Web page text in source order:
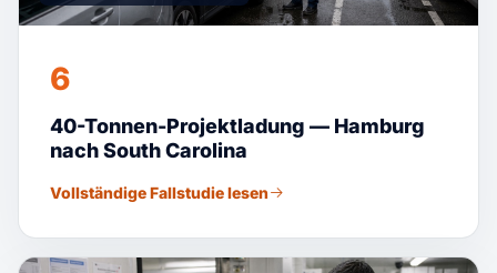
6
40-Tonnen-Projektladung — Hamburg
nach South Carolina
Vollständige Fallstudie lesen